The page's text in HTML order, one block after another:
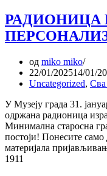
РАДИОНИЦА
од miko miko
22/01/202514/01/
Uncategorized,
У Музеју града 31.
одржана радионица
Минимална старосна
постоји! Понесите
материјала
1911